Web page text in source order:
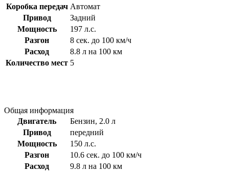
Коробка передач Автомат
Привод
Задний
Мощность
197 л.с.
Разгон
8 сек. до 100 км/ч
Расход
8.8 л на 100 км
Количество мест 5
Общая информация
Двигатель
Бензин, 2.0 л
Привод
передний
Мощность
150 л.с.
Разгон
10.6 сек. до 100 км/ч
Расход
9.8 л на 100 км